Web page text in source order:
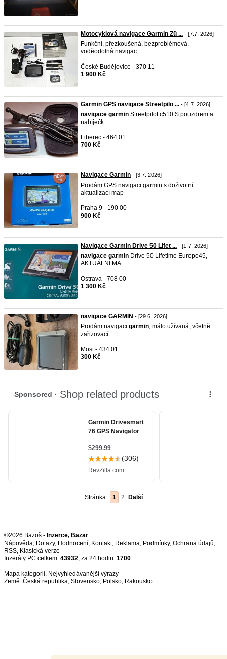
Motocyklová navigace Garmin Zü ... - [7.7. 2026]
Funkční, přezkoušená, bezproblémová,
voděodolná navigac ...
České Budějovice - 370 11
1 900 Kč
Garmin GPS navigace Streetpilo ... - [4.7. 2026]
navigace garmin Streetpilot c510 S pouzdrem a
nabíječk ...
Liberec - 464 01
700 Kč
Navigace Garmin - [3.7. 2026]
Prodám GPS navigaci garmin s doživotní
aktualizací map
Praha 9 - 190 00
900 Kč
Navigace Garmin Drive 50 Lifet ... - [1.7. 2026]
navigace garmin Drive 50 Lifetime Europe45,
AKTUÁLNÍ MA ...
Ostrava - 708 00
1 300 Kč
navigace GARMIN - [29.6. 2026]
Prodám navigaci garmin, málo užívaná, včetně
zařizovací ...
Most - 434 01
300 Kč
Stránka: 1 2 Další
©2026 Bazoš - Inzerce, Bazar
Nápověda, Dotazy, Hodnocení, Kontakt, Reklama, Podmínky, Ochrana údajů,
RSS,
Inzeráty PC celkem: 43932, za 24 hodin: 1700
Mapa kategorií, Nejvyhledávanější výrazy
Země: Česká republika, Slovensko, Polsko, Rakousko